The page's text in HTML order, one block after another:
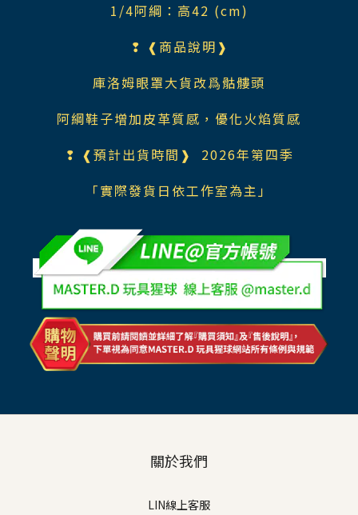
1/4阿綱：高42 (cm)
❢ ❰商品說明❱
庫洛姆眼罩大貨改爲骷髏頭
阿綱鞋子增加皮革質感，優化火焰質感
❢ ❰預計出貨時間❱ 2026年第四季
「實際發貨日依工作室為主」
關於我們
LIN線上客服